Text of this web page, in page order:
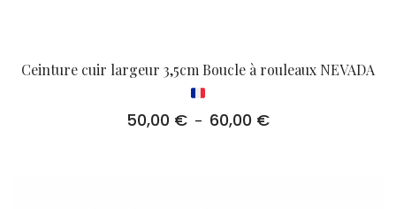
Ceinture cuir largeur 3,5cm Boucle à rouleaux NEVADA
50,00 € – 60,00 €Plage